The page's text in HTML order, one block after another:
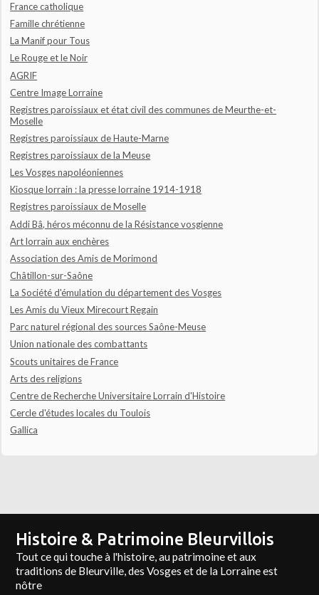
France catholique
Famille chrétienne
La Manif pour Tous
Le Rouge et le Noir
AGRIF
Centre Image Lorraine
Registres paroissiaux et état civil des communes de Meurthe-et-
Moselle
Registres paroissiaux de Haute-Marne
Registres paroissiaux de la Meuse
Les Vosges napoléoniennes
Kiosque lorrain : la presse lorraine 1914-1918
Registres paroissiaux de Moselle
Addi Bâ, héros méconnu de la Résistance vosgienne
Art lorrain aux enchères
Association des Amis de Morimond
Châtillon-sur-Saône
La Société d'émulation du département des Vosges
Les Amis du Vieux Mirecourt Regain
Parc naturel régional des sources Saône-Meuse
Union nationale des combattants
Scouts unitaires de France
Arts des religions
Centre de Recherche Universitaire Lorrain d'Histoire
Cercle d'études locales du Toulois
Gallica
Histoire & Patrimoine Bleurvillois
Tout ce qui touche à l'histoire, au patrimoine et aux
traditions de Bleurville, des Vosges et de la Lorraine est
nôtre